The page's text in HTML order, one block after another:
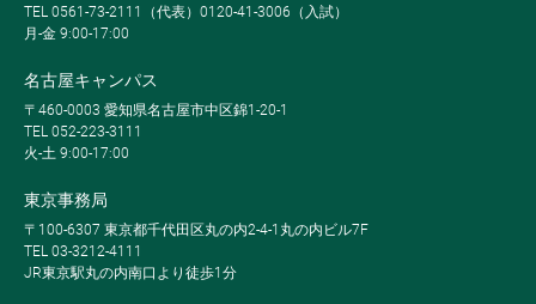
TEL 0561-73-2111（代表）0120-41-3006（入試）
月-金 9:00-17:00
名古屋キャンパス
〒460-0003 愛知県名古屋市中区錦1-20-1
TEL 052-223-3111
火-土 9:00-17:00
東京事務局
〒100-6307 東京都千代田区丸の内2-4-1丸の内ビル7F
TEL 03-3212-4111
JR東京駅丸の内南口より徒歩1分